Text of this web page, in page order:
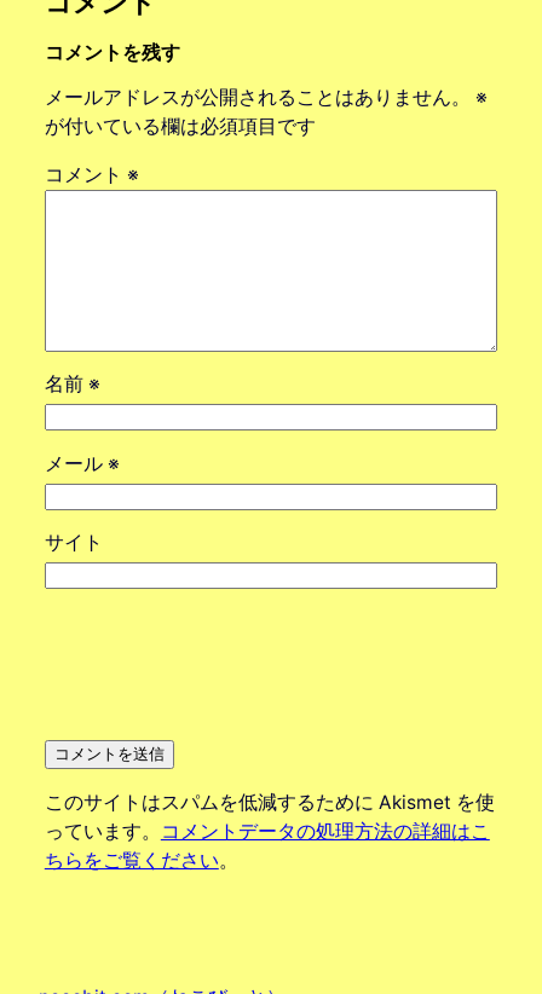
コメントを残す
メールアドレスが公開されることはありません。
※
が付いている欄は必須項目です
コメント ※
名前 ※
メール ※
サイト
このサイトはスパムを低減するために Akismet を使
っています。
コメントデータの処理方法の詳細はこ
ちらをご覧ください。